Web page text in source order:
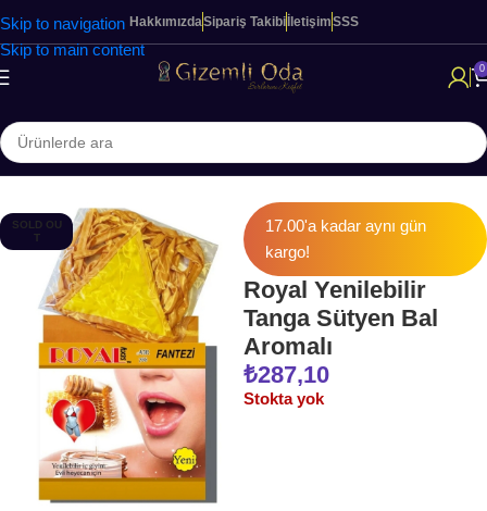
Skip to navigation
Skip to main content
HakkımızdaSipariş Takibi İletişimSSS
0
Ana Sayfa FANTEZİ & İÇ GİYİM
SOLD OU
T
17.00'a kadar aynı gün
kargo!
Royal Yenilebilir
Tanga Sütyen Bal
Aromalı
₺287,10
Stokta yok